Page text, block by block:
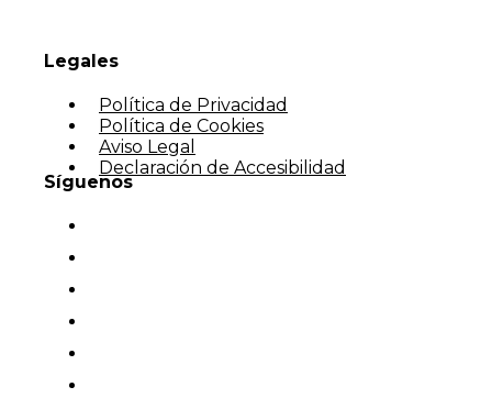
Legales
Política de Privacidad
Política de Cookies
Aviso Legal
Declaración de Accesibilidad
Síguenos